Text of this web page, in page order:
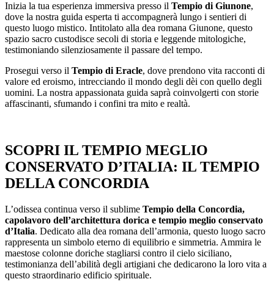
Inizia la tua esperienza immersiva presso il Tempio di Giunone,
dove la nostra guida esperta ti accompagnerà lungo i sentieri di
questo luogo mistico. Intitolato alla dea romana Giunone, questo
spazio sacro custodisce secoli di storia e leggende mitologiche,
testimoniando silenziosamente il passare del tempo.
Prosegui verso il Tempio di Eracle, dove prendono vita racconti di
valore ed eroismo, intrecciando il mondo degli dèi con quello degli
uomini. La nostra appassionata guida saprà coinvolgerti con storie
affascinanti, sfumando i confini tra mito e realtà.
SCOPRI IL TEMPIO MEGLIO
CONSERVATO D’ITALIA: IL TEMPIO
DELLA CONCORDIA
L’odissea continua verso il sublime Tempio della Concordia,
capolavoro dell’architettura dorica e tempio meglio conservato
d’Italia. Dedicato alla dea romana dell’armonia, questo luogo sacro
rappresenta un simbolo eterno di equilibrio e simmetria. Ammira le
maestose colonne doriche stagliarsi contro il cielo siciliano,
testimonianza dell’abilità degli artigiani che dedicarono la loro vita a
questo straordinario edificio spirituale.